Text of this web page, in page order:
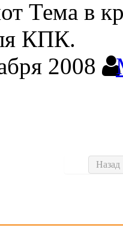
Тема в
КПК.
2008
Назад